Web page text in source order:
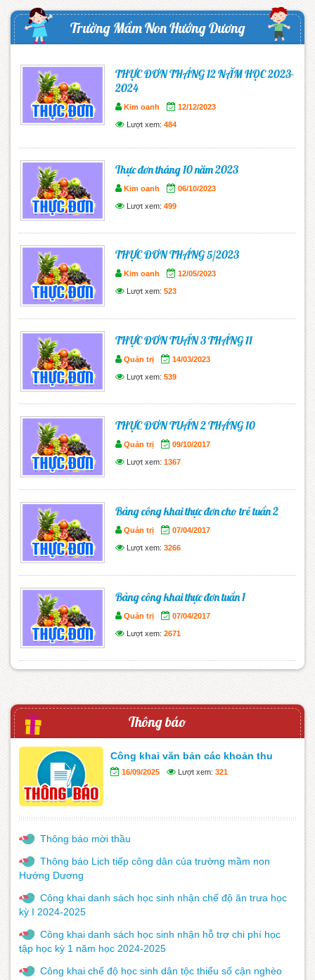
Trường Mầm Non Hướng Dương
THỰC ĐƠN THÁNG 12 NĂM HỌC 2023-
2024
Kim oanh 12/12/2023
Lượt xem: 484
Thực đơn tháng 10 năm 2023
Kim oanh 06/10/2023
Lượt xem: 499
THỰC ĐƠN THÁNG 5/2023
Kim oanh 12/05/2023
Lượt xem: 523
THỰC ĐƠN TUẦN 3 THÁNG 11
Quản trị 14/03/2023
Lượt xem: 539
THỰC ĐƠN TUẦN 2 THÁNG 10
Quản trị 09/10/2017
Lượt xem: 1367
Bảng công khai thực đơn cho trẻ tuần 2
Quản trị 07/04/2017
Lượt xem: 3266
Bảng công khai thực đơn tuần 1
Quản trị 07/04/2017
Lượt xem: 2671
Thông báo
Công khai văn bản các khoản thu
16/09/2025 Lượt xem: 321
Thông báo mời thầu
Thông báo Lịch tiếp công dân của trường mầm non
Hướng Dương
Công khai danh sách học sinh nhận chế độ ăn trưa học
kỳ I 2024-2025
Công khai danh sách học sinh nhận hỗ trợ chi phí học
tập học kỳ 1 năm học 2024-2025
Công khai chế độ học sinh dân tộc thiểu số cận nghèo